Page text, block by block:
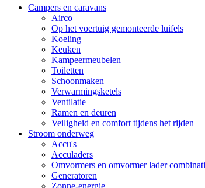
Campers en caravans
Airco
Op het voertuig gemonteerde luifels
Koeling
Keuken
Kampeermeubelen
Toiletten
Schoonmaken
Verwarmingsketels
Ventilatie
Ramen en deuren
Veiligheid en comfort tijdens het rijden
Stroom onderweg
Accu's
Acculaders
Omvormers en omvormer lader
Generatoren
Zonne-energie